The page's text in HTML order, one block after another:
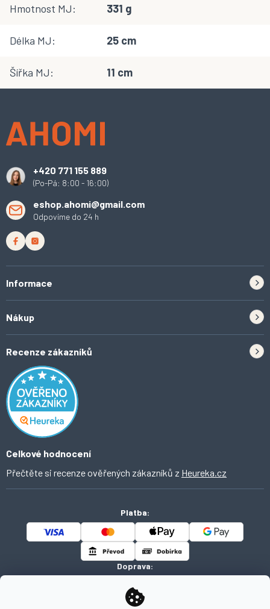
Hmotnost MJ: 331 g
Délka MJ: 25 cm
Šířka MJ: 11 cm
+420 771 155 889
(Po-Pá: 8:00 - 16:00)
eshop.ahomi@gmail.com
Odpovíme do 24 h
Informace
Tipy do kuchyně
Inspirace a trendy
Domácí vychytávky
O Ahomi
Nákup
Odstoupení od smlouvy
Obchodní podmínky
Ochrana osobních údajů
Recenze zákazníků
Celkové hodnocení
Přečtěte si recenze ověřených zákazníků z Heureka.cz
Platba:
Doprava: